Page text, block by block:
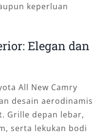
keperluan
Elegan dan
All New Camry
desain aerodinamis
Grille depan lebar,
serta lekukan bodi